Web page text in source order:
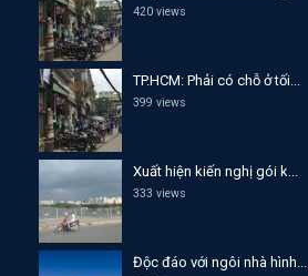
420 views
TP.HCM: Phải có chỗ ở tối...
399 views
Xuất hiện kiến nghị gói k...
333 views
Độc đáo với ngôi nhà hình...